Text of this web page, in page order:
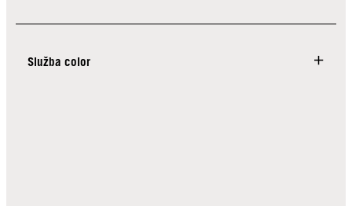
Služba color